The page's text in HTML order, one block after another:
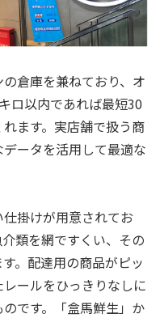
倉庫を兼ねており、オ
ロ以内であれば最短30
ます。実店舗で扱う商
ータを活用して最適な
掛けが用意されてお
類を網ですくい、その
。配達用の商品がピッ
ールをひっきりなしに
です。「盒馬鮮生」か